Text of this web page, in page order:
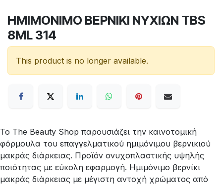
ΗΜΙΜΟΝΙΜΟ ΒΕΡΝΙΚΙ ΝΥΧΙΩΝ TBS
8ML 314
This product is no longer available.
Το The Beauty Shop παρουσιάζει την καινοτομική
φόρμουλα του επαγγελματικού ημιμόνιμου βερνικιού
μακράς διάρκειας. Προϊόν ονυχοπλαστικής υψηλής
ποιότητας με εύκολη εφαρμογή. Ημιμόνιμο βερνίκι
μακράς διάρκειας με μέγιστη αντοχή χρώματος από